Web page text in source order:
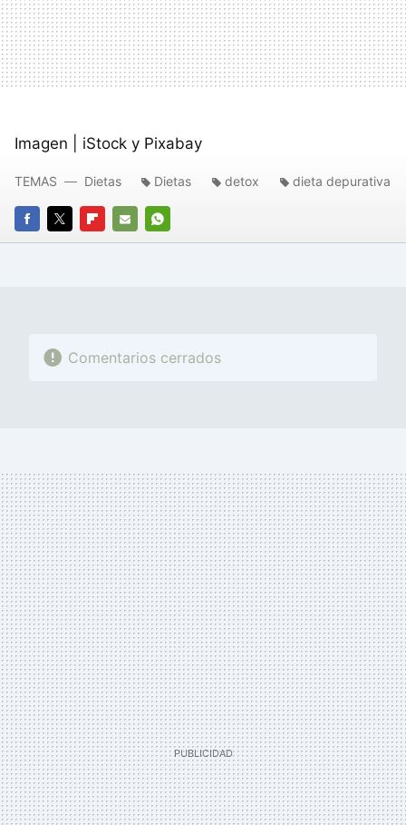
Imagen | iStock y Pixabay
FACEBOOK
TWITTERFLIPBOARD
E-
WHATSAPP
TEMAS Dietas Dietas detox dieta depurativa
Comentarios cerrados